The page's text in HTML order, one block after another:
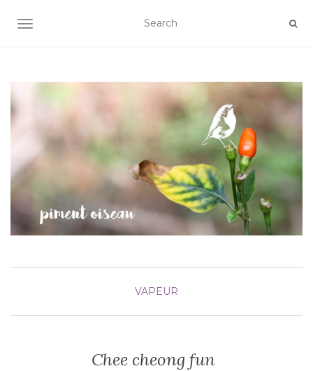
AFFICHER/MASQUER LA NAVIGATION
VAPEUR
Chee cheong fun